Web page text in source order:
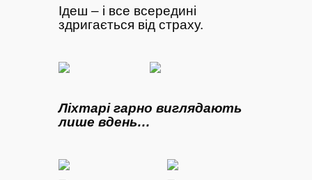
Ідеш – і все всередині
здригається від страху.
Ліхтарі гарно виглядають
лише вдень…